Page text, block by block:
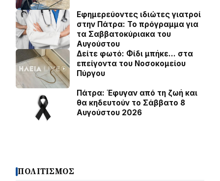
Εφημερεύοντες ιδιώτες γιατροί
στην Πάτρα: Το πρόγραμμα για
τα Σαββατοκύριακα του
Αυγούστου
Δείτε φωτό: Φίδι μπήκε… στα
επείγοντα του Νοσοκομείου
Πύργου
Πάτρα: Έφυγαν από τη ζωή και
θα κηδευτούν το Σάββατο 8
Αυγούστου 2026
ΠΟΛΙΤΙΣΜΟΣ